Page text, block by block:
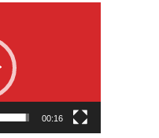
00:16